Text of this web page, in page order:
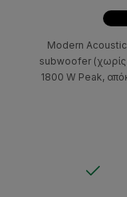
Modern
subwoofer (χωρίς
1800 W Peak,